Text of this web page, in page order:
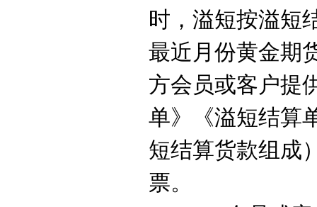
时，溢短按溢短
最近月份黄金期
方会员或客户提
单》《溢短结算
短结算货款组成
票。